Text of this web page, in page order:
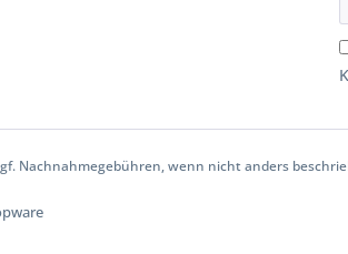
Nachnahmegebühren, wenn nicht anders